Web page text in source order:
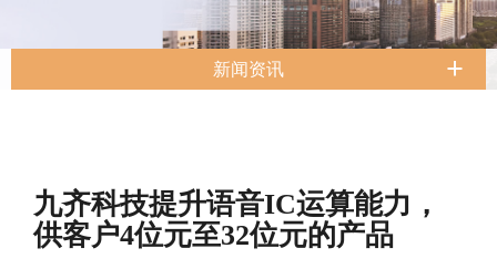
新闻资讯
九齐科技提升语音IC运算能力，
供客户4位元至32位元的产品